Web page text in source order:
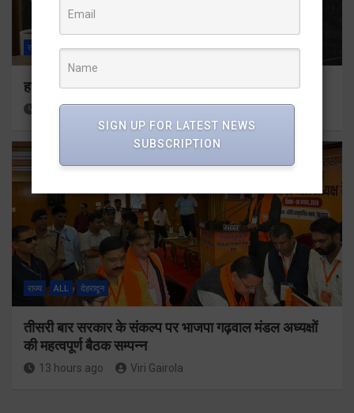
राज्य ALL देहरादून
हर घर तिरंगा अभियान को जन-जन तक पहुंचाने की तैयारी
12 hours ago Viri Gairola
राज्य ALL देहरादून
तीसरी बार सरकार के संकल्प पर भाजपा गढ़वाल मंडल अध्यक्षों
की महत्वपूर्ण बैठक सम्पन्न
13 hours ago Viri Gairola
SIGN UP FOR LATEST NEWS
SUBSCRIPTION